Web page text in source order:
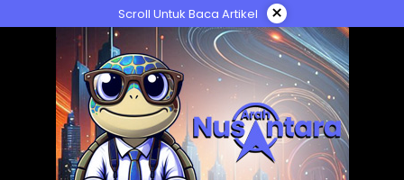
ke
Scroll Untuk Baca Artikel ×